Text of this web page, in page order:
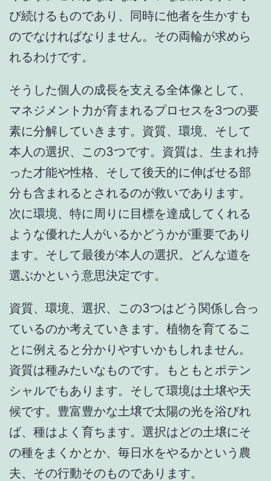
び続けるものであり、同時に他者を生かすも
のでなければなりません。その両輪が求めら
れるわけです。
そうした個人の成長を支える全体像として、
マネジメント力が育まれるプロセスを3つの要
素に分解していきます。資質、環境、そして
本人の選択、この3つです。資質は、生まれ持
った才能や性格、そして後天的に伸ばせる部
分も含まれるとされるのが救いであります。
次に環境、特に周りに目標を達成してくれる
ような優れた人がいるかどうかが重要であり
ます。そして最後が本人の選択。どんな道を
選ぶかという意思決定です。
資質、環境、選択、この3つはどう関係し合っ
ているのか考えていきます。植物を育てるこ
とに例えると分かりやすいかもしれません。
資質は種みたいなものです。もともとポテン
シャルでもあります。そして環境は土壌や天
候です。豊富豊かな土壌で太陽の光を浴びれ
ば、種はよく育ちます。選択はどの土壌にそ
の種をまくかとか、毎日水をやるかという農
夫、その行動そのものであります。